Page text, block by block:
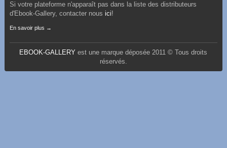
Si votre plateforme n'apparaît pas dans la liste des distributeurs
d'Ebook-Gallery, contacter nous ici!
En savoir plus →
EBOOK-GALLERY est une marque déposée 2011 © Tous droits
réservés.